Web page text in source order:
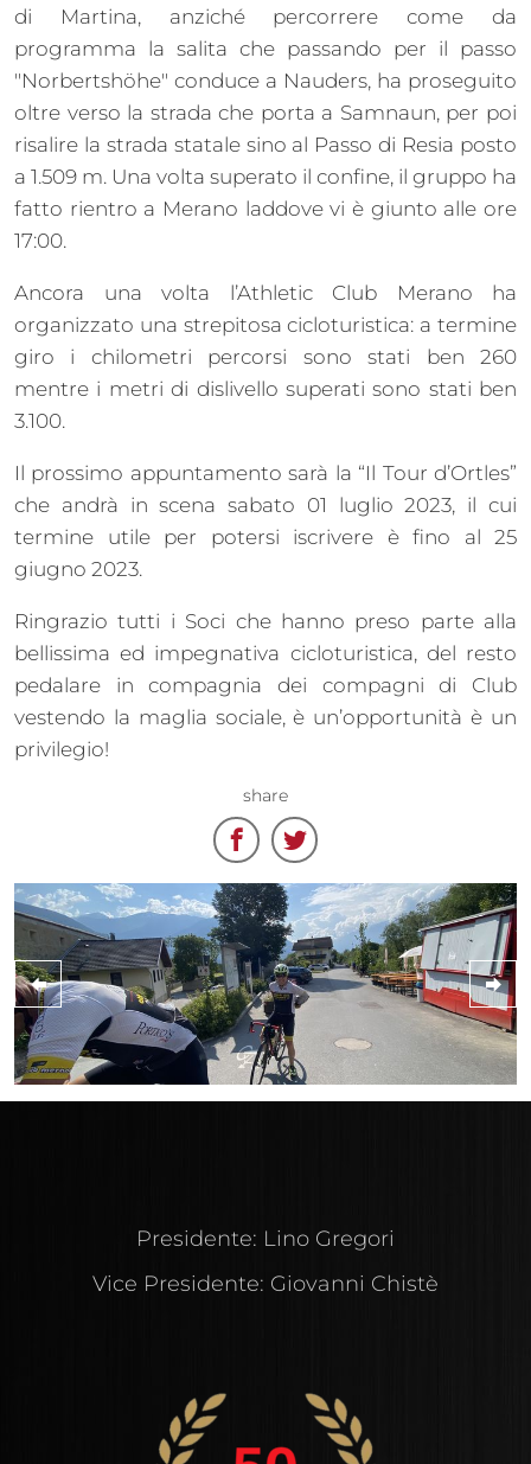
di Martina, anziché percorrere come da
programma la salita che passando per il passo
"Norbertshöhe" conduce a Nauders, ha proseguito
oltre verso la strada che porta a Samnaun, per poi
risalire la strada statale sino al Passo di Resia posto
a 1.509 m. Una volta superato il confine, il gruppo ha
fatto rientro a Merano laddove vi è giunto alle ore
17:00.
Ancora una volta l’Athletic Club Merano ha
organizzato una strepitosa cicloturistica: a termine
giro i chilometri percorsi sono stati ben 260
mentre i metri di dislivello superati sono stati ben
3.100.
Il prossimo appuntamento sarà la “Il Tour d’Ortles”
che andrà in scena sabato 01 luglio 2023, il cui
termine utile per potersi iscrivere è fino al 25
giugno 2023.
Ringrazio tutti i Soci che hanno preso parte alla
bellissima ed impegnativa cicloturistica, del resto
pedalare in compagnia dei compagni di Club
vestendo la maglia sociale, è un’opportunità è un
privilegio!
share
Presidente: Lino Gregori
Vice Presidente: Giovanni Chistè